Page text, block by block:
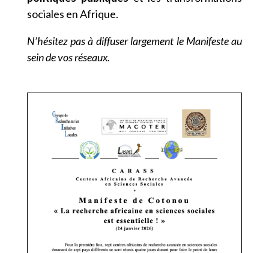
sociales en Afrique.
N’hésitez pas à diffuser largement le Manifeste au
sein de vos réseaux.